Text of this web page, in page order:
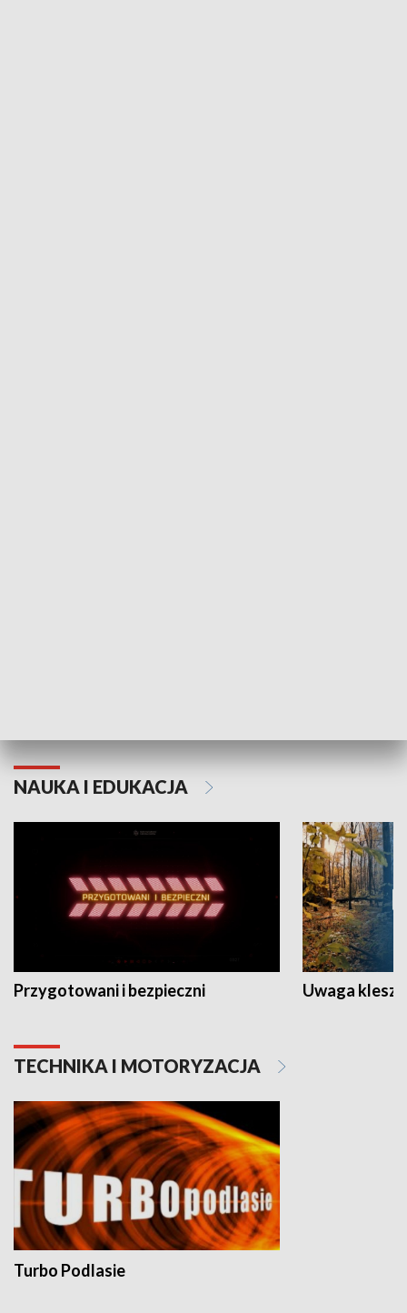
NAUKA I EDUKACJA
Przygotowani i bezpieczni Uwaga
TECHNIKA I MOTORYZACJA
Turbo Podlasie